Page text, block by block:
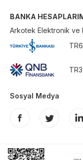
BANKA
Arkotek Elektronik ve
Sosyal Medya